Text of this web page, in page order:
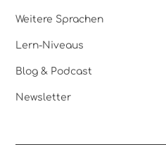
Weitere Sprachen
Lern-Niveaus
Blog & Podcast
Newsletter